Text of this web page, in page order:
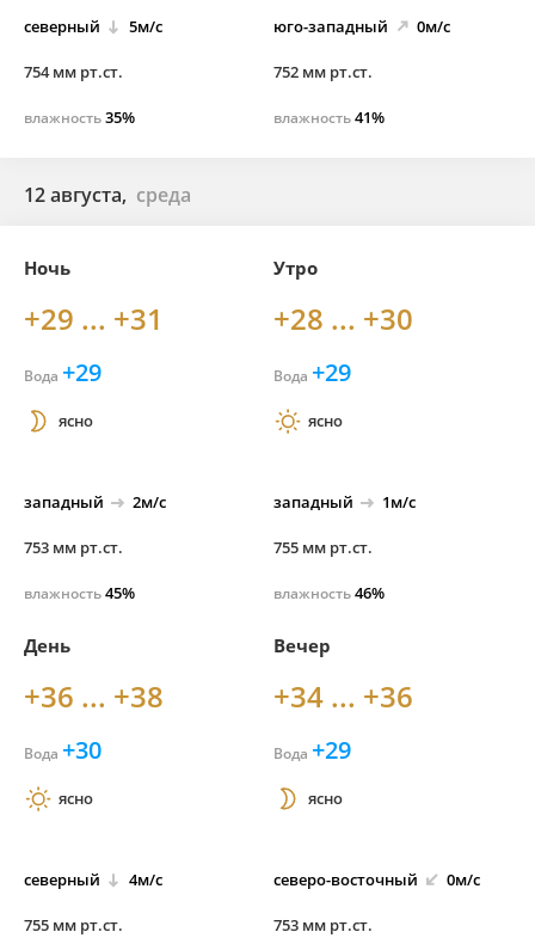
северный 5м/с
754 мм рт.ст.
влажность35%
юго-западный 0м/с
752 мм рт.ст.
влажность41%
12 августа, среда
Ночь
+29 ... +31
Вода +29
ясно
западный 2м/с
753 мм рт.ст.
влажность45%
Утро
+28 ... +30
Вода +29
ясно
западный 1м/с
755 мм рт.ст.
влажность46%
День
+36 ... +38
Вода +30
ясно
северный 4м/с
755 мм рт.ст.
Вечер
+34 ... +36
Вода +29
ясно
северо-восточный 0м/с
753 мм рт.ст.